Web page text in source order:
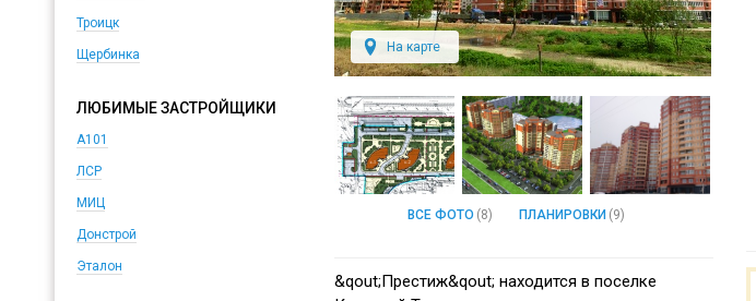
Троицк
Щербинка
ЛЮБИМЫЕ ЗАСТРОЙЩИКИ
А101
ЛСР
МИЦ
Донстрой
Эталон
На карте
ВСЕ ФОТО (8) ПЛАНИРОВКИ (9)
&qout;Престиж&qout; находится в поселке